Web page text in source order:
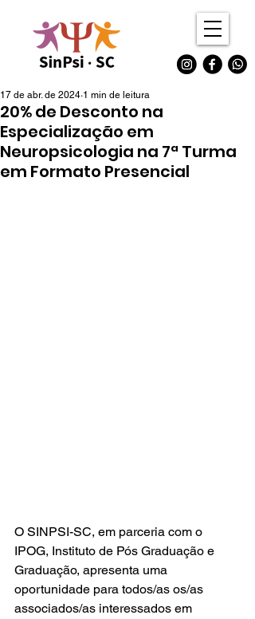
20% de Desconto na
Especialização em
Neuropsicologia na 7ª Turma
em Formato Presencial
17 de abr. de 2024 1 min de leitura
O SINPSI-SC, em parceria com o
IPOG, Instituto de Pós Graduação e
Graduação, apresenta uma
oportunidade para todos/as os/as
associados/as interessados em